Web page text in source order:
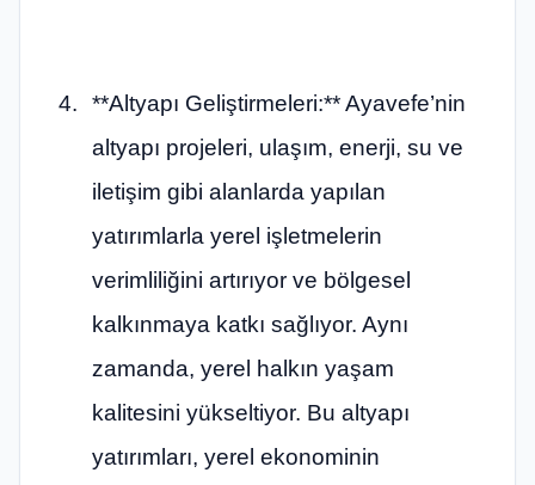
**Altyapı Geliştirmeleri:** Ayavefe’nin
altyapı projeleri, ulaşım, enerji, su ve
iletişim gibi alanlarda yapılan
yatırımlarla yerel işletmelerin
verimliliğini artırıyor ve bölgesel
kalkınmaya katkı sağlıyor. Aynı
zamanda, yerel halkın yaşam
kalitesini yükseltiyor. Bu altyapı
yatırımları, yerel ekonominin